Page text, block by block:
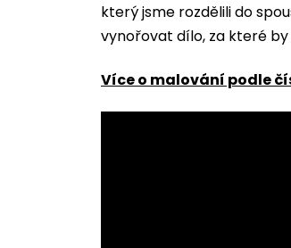
který jsme rozdělili do
vynořovat dílo, za které
Více o malování podle